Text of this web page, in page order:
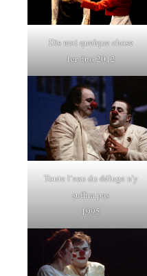
Dis moi quelque chose
1er duo 2012
Toute l’eau du déluge n’y
suffira pas
1995